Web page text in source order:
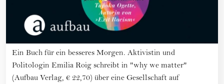
Ein Buch für ein besseres Morgen. Aktivistin und
Politologin Emilia Roig schreibt in "why we matter"
(Aufbau Verlag, € 22,70) über eine Gesellschaft auf